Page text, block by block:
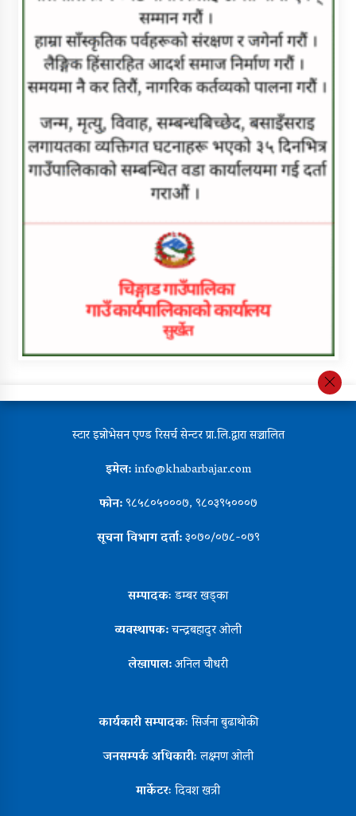
स्टार इन्नोभेसन एण्ड रिसर्च सेन्टर प्रा.लि.द्वारा सञ्चालित
इमेल:info@khabarbajar.com
फोन:९८५८०५०००७, ९८०३९५०००७
सूचना विभाग दर्ता:३०७०/०७८-०७९
सम्पादकःडम्बर खड्का
व्यवस्थापक:चन्द्रबहादुर ओली
लेखापाल:अनिल चौधरी
कार्यकारी सम्पादकःसिर्जना बुढाथोकी
जनसम्पर्क अधिकारीःलक्ष्मण ओली
मार्केटरःदिवश खत्री